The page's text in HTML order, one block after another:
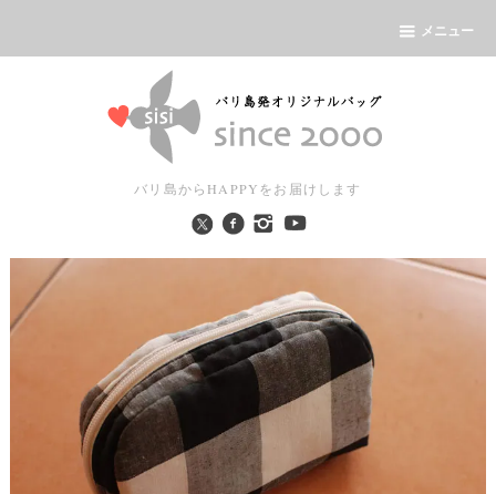
メニュー
バリ島からHAPPYをお届けします